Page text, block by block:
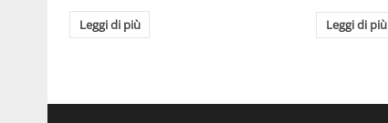
Leggi di più Leggi di più